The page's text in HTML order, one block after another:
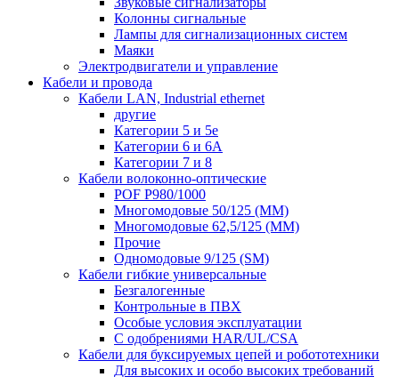
Колонны сигнальные
Лампы для сигнализационных систем
Маяки
Электродвигатели и управление
Кабели и провода
Кабели LAN, Industrial ethernet
другие
Категории 5 и 5е
Категории 6 и 6A
Категории 7 и 8
Кабели волоконно-оптические
POF P980/1000
Многомодовые 50/125 (ММ)
Многомодовые 62,5/125 (ММ)
Прочие
Одномодовые 9/125 (SM)
Кабели гибкие универсальные
Безгалогенные
Контрольные в ПВХ
Особые условия эксплуатации
С одобрениями HAR/UL/CSA
Кабели для буксируемых цепей и робототехники
Для высоких и особо высоких требований